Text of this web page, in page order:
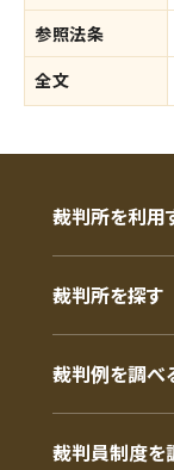
参照法条
全文
裁判所を利用
裁判所を探す
裁判例を調べ
裁判員制度を